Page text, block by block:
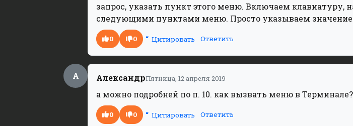
запрос, указать пункт этого меню. Включаем клавиатуру,
следующими пунктами меню. Просто указываем значение
0 0 Цитировать Ответить
А АлександрПятница, 12 апреля 2019
а можно подробней по п. 10. как вызвать меню в Терминале?
0 0 Цитировать Ответить